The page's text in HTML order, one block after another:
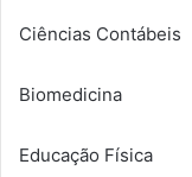
Ciências Contábeis
Biomedicina
Educação Física